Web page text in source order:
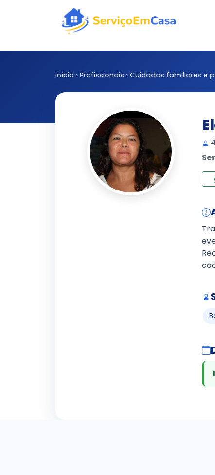
Início › Profissionais › Cuidados familiares e